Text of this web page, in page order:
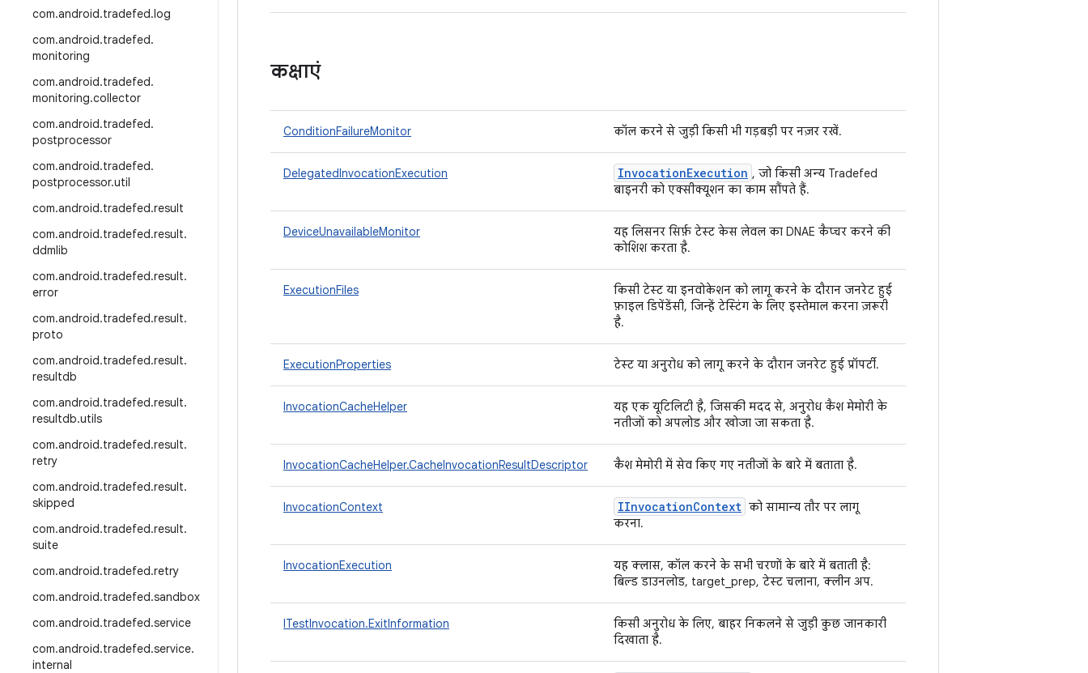
com.android.tradefed.log
com.android.tradefed.
monitoring
com.android.tradefed.
monitoring.collector
com.android.tradefed.
postprocessor
com.android.tradefed.
postprocessor.util
com.android.tradefed.result
com.android.tradefed.result.
ddmlib
com.android.tradefed.result.
error
com.android.tradefed.result.
proto
com.android.tradefed.result.
resultdb
com.android.tradefed.result.
resultdb.utils
com.android.tradefed.result.
retry
com.android.tradefed.result.
skipped
com.android.tradefed.result.
suite
com.android.tradefed.retry
com.android.tradefed.sandbox
com.android.tradefed.service
com.android.tradefed.service.
internal
कक्षाएं
ConditionFailureMonitor कॉल करने से जुड़ी किसी भी गड़बड़ी पर नज़र रखें.
DelegatedInvocationExecution InvocationExecution , जो किसी अन्य Tradefed
बाइनरी को एक्सीक्यूशन का काम सौंपते हैं.
DeviceUnavailableMonitor
यह लिसनर सिर्फ़ टेस्ट केस लेवल का DNAE कैप्चर करने की
कोशिश करता है.
ExecutionFiles
किसी टेस्ट या इनवोकेशन को लागू करने के दौरान जनरेट हुई
फ़ाइल डिपेंडेंसी, जिन्हें टेस्टिंग के लिए इस्तेमाल करना ज़रूरी
है.
ExecutionProperties टेस्ट या अनुरोध को लागू करने के दौरान जनरेट हुई प्रॉपर्टी.
InvocationCacheHelper
यह एक यूटिलिटी है, जिसकी मदद से, अनुरोध कैश मेमोरी के
नतीजों को अपलोड और खोजा जा सकता है.
InvocationCacheHelper.CacheInvocationResultDescriptor कैश मेमोरी में सेव किए गए नतीजों के बारे में बताता है.
InvocationContext IInvocationContext को सामान्य तौर पर लागू
करना.
InvocationExecution
यह क्लास, कॉल करने के सभी चरणों के बारे में बताती है:
बिल्ड डाउनलोड, target_prep, टेस्ट चलाना, क्लीन अप.
ITestInvocation.ExitInformation
किसी अनुरोध के लिए, बाहर निकलने से जुड़ी कुछ जानकारी
दिखाता है.